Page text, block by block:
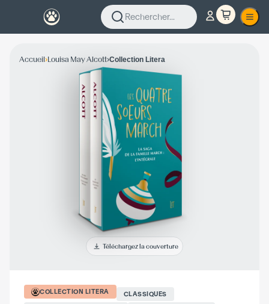
Rechercher...
Accueil›Louisa May Alcott›Collection Litera
Téléchargez la couverture
COLLECTION LITERA
CLASSIQUES